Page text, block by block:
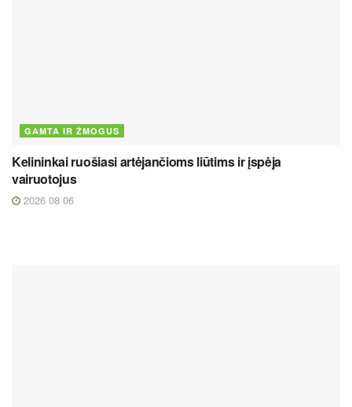
GAMTA IR ŽMOGUS
Kelininkai ruošiasi artėjančioms liūtims ir įspėja
vairuotojus
2026 08 06